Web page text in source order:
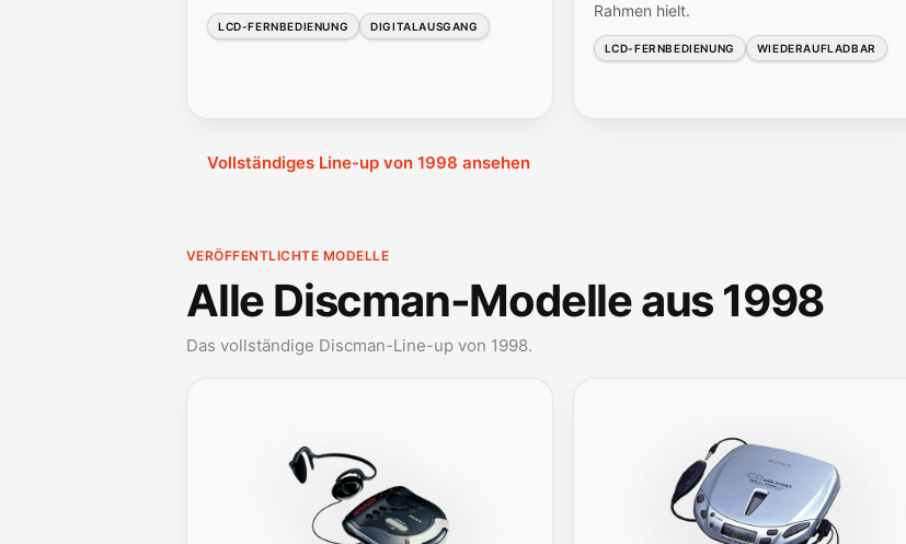
LCD-FERNBEDIENUNG DIGITALAUSGANG
Rahmen hielt.
LCD-FERNBEDIENUNG WIEDERAUFLADBAR
Vollständiges Line-up von 1998 ansehen
VERÖFFENTLICHTE MODELLE
Alle Discman-Modelle aus 1998
Das vollständige Discman-Line-up von 1998.